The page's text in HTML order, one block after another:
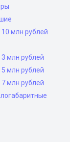
млн рублей
млн рублей
млн рублей
млн рублей